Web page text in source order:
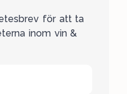
för att ta
inom vin &